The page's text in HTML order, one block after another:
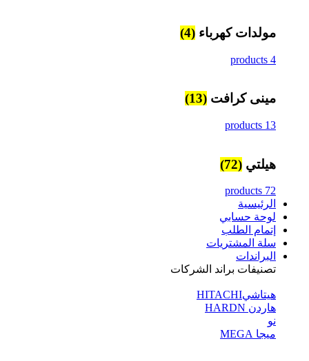
مولدات كهرباء (4)
4 products
مينى كرافت (13)
13 products
هيلتي (72)
72 products
الرئيسية
لوحة حسابي
إتمام الطلب
سلة المشتريات
البراندات
تصنيفات براند الشركات
هيتاشيHITACHI
هاردن HARDN
نو
ميجا MEGA